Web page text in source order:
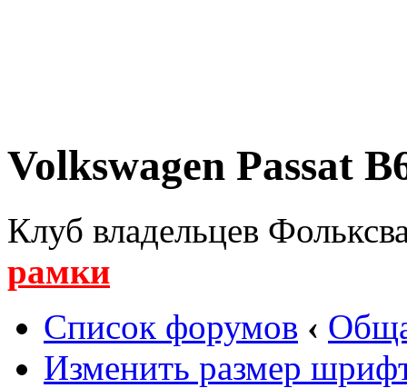
Volkswagen Passat
Клуб владельцев
рамки
Список форумов ‹
Изменить размер